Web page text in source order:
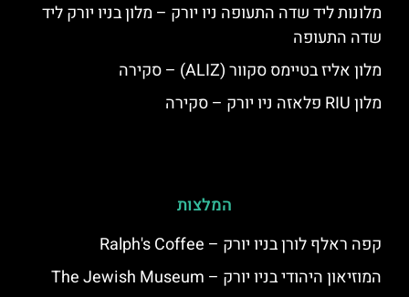
מלונות ליד שדה התעופה ניו יורק – מלון בניו יורק ליד
שדה התעופה
מלון אליז בטיימס סקוור (ALIZ) – סקירה
מלון RIU פלאזה ניו יורק – סקירה
המלצות
קפה ראלף לורן בניו יורק – Ralph's Coffee
המוזיאון היהודי בניו יורק – The Jewish Museum